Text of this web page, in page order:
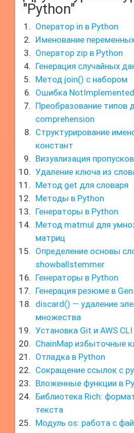
"Python"
Оператор in в Python
Именование
Оператор zip в Python
Генерация случайных
Метод join() с набором
Ошибка
Преобразование типов
comprehension
Структурирование
констант
Визуализация
Удаление ключа из
Метод get для словаря
Методы в Python
Генераторы в Python
Метод matmul для
матриц
Определение основы
showballstemmer
Генераторы в Python
Генерация резюме в
discard() — удаление
множества
Установка Git и AWS CLI
ChainMap избыточные
Отладка в Python
Сокращение ссылок с
Вложенные функции в
Библиотека Rich:
текста
Модуль os: работа с